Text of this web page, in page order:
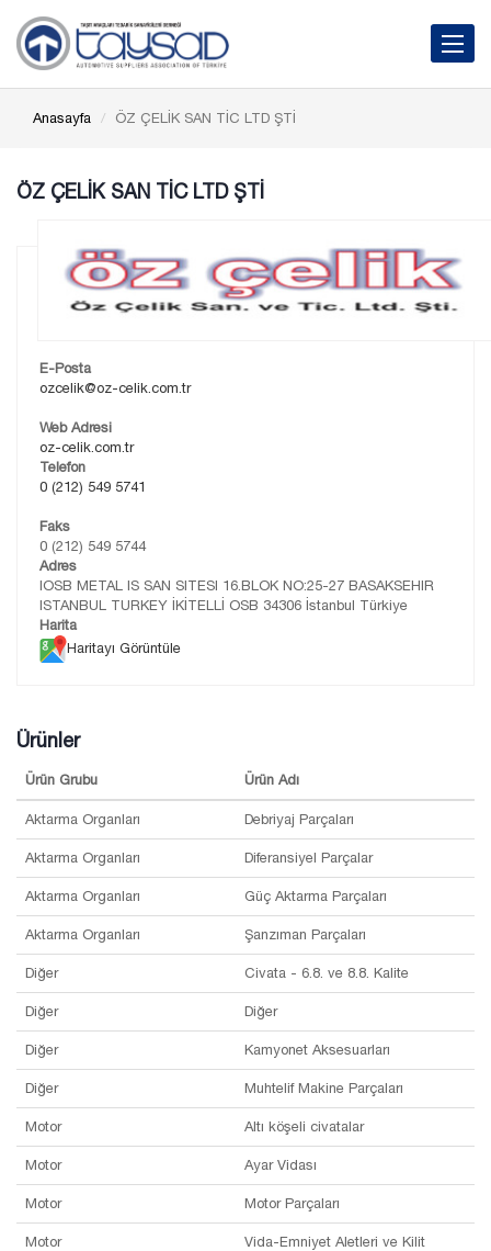
Toggle
Anasayfa ÖZ ÇELİK SAN TİC LTD ŞTİ
ÖZ ÇELİK SAN TİC LTD ŞTİ
E-Posta
ozcelik@oz-celik.com.tr
Web Adresi
oz-celik.com.tr
Telefon
0 (212) 549 5741
Faks
0 (212) 549 5744
Adres
IOSB METAL IS SAN SITESI 16.BLOK NO:25-27 BASAKSEHIR
ISTANBUL TURKEY İKİTELLİ OSB 34306 İstanbul Türkiye
Harita
Haritayı Görüntüle
Ürünler
Ürün Grubu Ürün Adı
Aktarma Organları Debriyaj Parçaları
Aktarma Organları Diferansiyel Parçalar
Aktarma Organları Güç Aktarma Parçaları
Aktarma Organları Şanzıman Parçaları
Diğer Civata - 6.8. ve 8.8. Kalite
Diğer Diğer
Diğer Kamyonet Aksesuarları
Diğer Muhtelif Makine Parçaları
Motor Altı köşeli civatalar
Motor Ayar Vidası
Motor Motor Parçaları
Motor
Vida-Emniyet Aletleri ve Kilit